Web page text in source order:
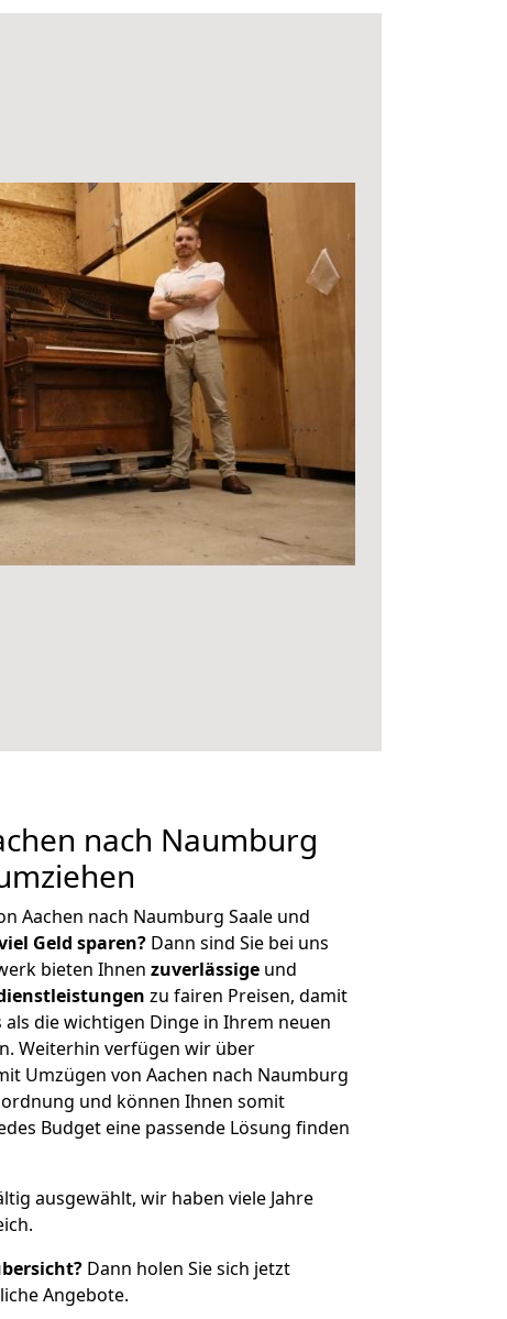
nach Naumburg
Aachen nach Naumburg Saale und
Geld sparen? Dann sind Sie bei uns
bieten Ihnen zuverlässige und
zu fairen Preisen, damit
die wichtigen Dinge in Ihrem neuen
Weiterhin verfügen wir über
Umzügen von Aachen nach Naumburg
und können Ihnen somit
Budget eine passende Lösung finden
ausgewählt, wir haben viele Jahre
Dann holen Sie sich jetzt
Angebote.